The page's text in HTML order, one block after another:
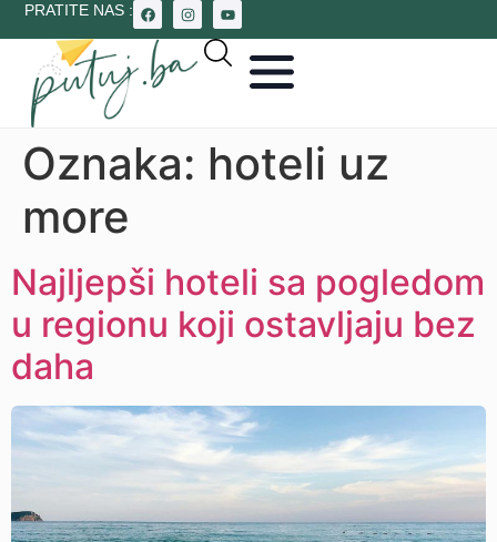
PRATITE NAS :
Oznaka: hoteli uz
more
Najljepši hoteli sa pogledom
u regionu koji ostavljaju bez
daha